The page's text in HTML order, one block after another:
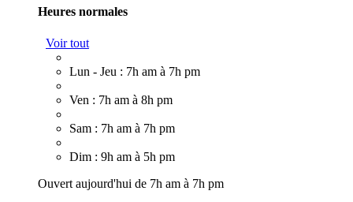
Heures normales
Voir tout
Lun - Jeu : 7h am à 7h pm
Ven : 7h am à 8h pm
Sam : 7h am à 7h pm
Dim : 9h am à 5h pm
Ouvert aujourd'hui de 7h am à 7h pm